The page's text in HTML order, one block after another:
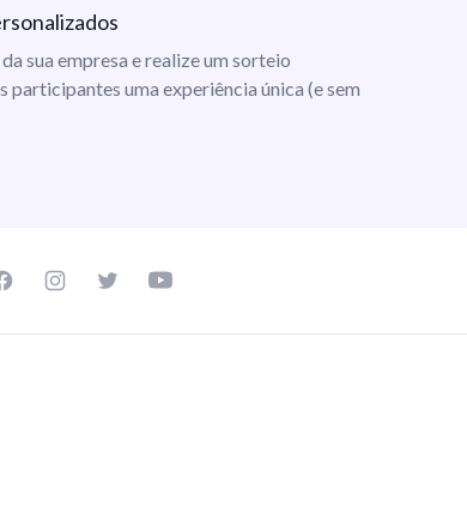
sua empresa e realize um sorteio
participantes uma experiência única (e sem